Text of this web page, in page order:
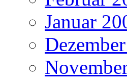
Januar